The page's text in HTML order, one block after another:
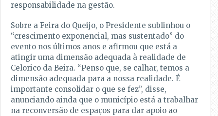
responsabilidade na gestão.
Sobre a Feira do Queijo, o Presidente sublinhou o
“crescimento exponencial, mas sustentado” do
evento nos últimos anos e afirmou que está a
atingir uma dimensão adequada à realidade de
Celorico da Beira. “Penso que, se calhar, temos a
dimensão adequada para a nossa realidade. É
importante consolidar o que se fez”, disse,
anunciando ainda que o município está a trabalhar
na reconversão de espaços para dar apoio ao